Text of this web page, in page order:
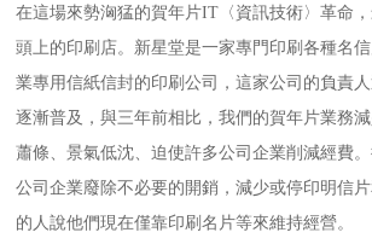
在這場來勢洶猛的賀年片IT〈資訊技術〉革命
頭上的印刷店。新星堂是一家專門印刷各種名
業專用信紙信封的印刷公司，這家公司的負責
逐漸普及，與三年前相比，我們的賀年片業務
蕭條、景氣低沈、迫使許多公司企業削減經費
公司企業廢除不必要的開銷，減少或停印明信
的人說他們現在僅靠印刷名片等來維持經營。